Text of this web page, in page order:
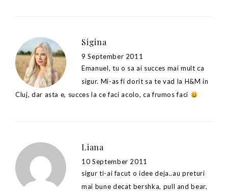
Sigina
9 September 2011
Emanuel, tu o sa ai succes mai mult ca
sigur. Mi-as fi dorit sa te vad la H&M in
Cluj, dar asta e, succes la ce faci acolo, ca frumos faci
Liana
10 September 2011
sigur ti-ai facut o idee deja..au preturi
mai bune decat bershka, pull and bear,